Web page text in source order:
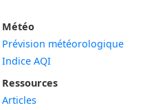
Météo
Prévision météorologique
Indice AQI
Ressources
Articles